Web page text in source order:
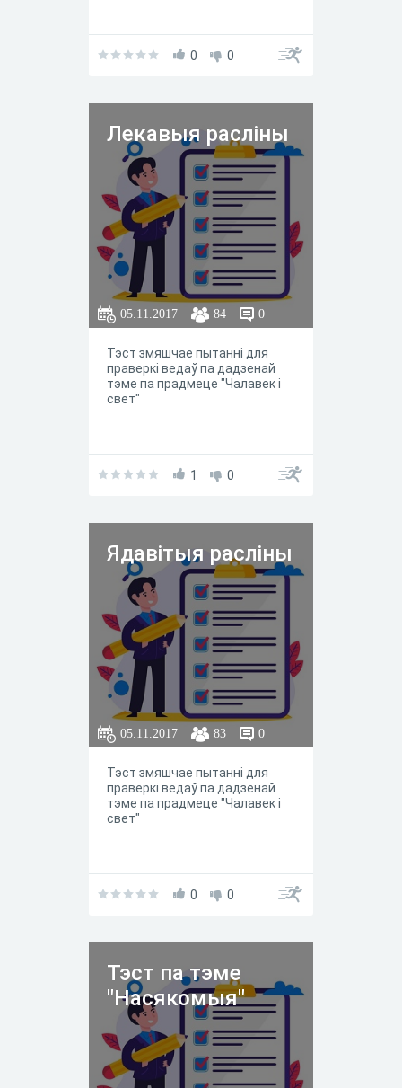
0 0
Лекавыя расліны
05.11.2017 84 0
Тэст змяшчае пытанні для
праверкі ведаў па дадзенай
тэме па прадмеце "Чалавек і
свет"
1 0
Ядавітыя расліны
05.11.2017 83 0
Тэст змяшчае пытанні для
праверкі ведаў па дадзенай
тэме па прадмеце "Чалавек і
свет"
0 0
Тэст па тэме
"Насякомыя"